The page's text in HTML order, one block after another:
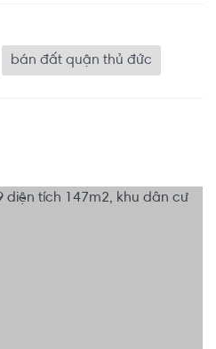
bán đất quận thủ đức